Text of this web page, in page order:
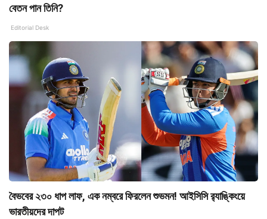
বেতন পান তিনি?
Editorial Desk
বৈভবের ২৩০ ধাপ লাফ, এক নম্বরে ফিরলেন শুভমন! আইসিসি র‌্যাঙ্কিংয়ে
ভারতীয়দের দাপট